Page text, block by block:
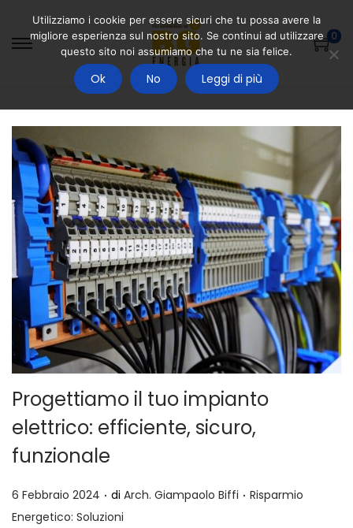
S
a
a
l
l
a
n
a
v
i
g
a
i
o
S
a
a
l
c
o
n
t
e
n
u
t
0
Progettiamo il tuo impianto
elettrico: efficiente, sicuro,
funzionale
P
u
6 Febbraio 2024 . di Arch. Giampaolo Biffi . P
Risparmio
Energetico: Soluzioni
Utilizziamo i cookie per essere sicuri che tu possa avere la
migliore esperienza sul nostro sito. Se continui ad utilizzare
questo sito noi assumiamo che tu ne sia felice.
Ok No Leggi di più